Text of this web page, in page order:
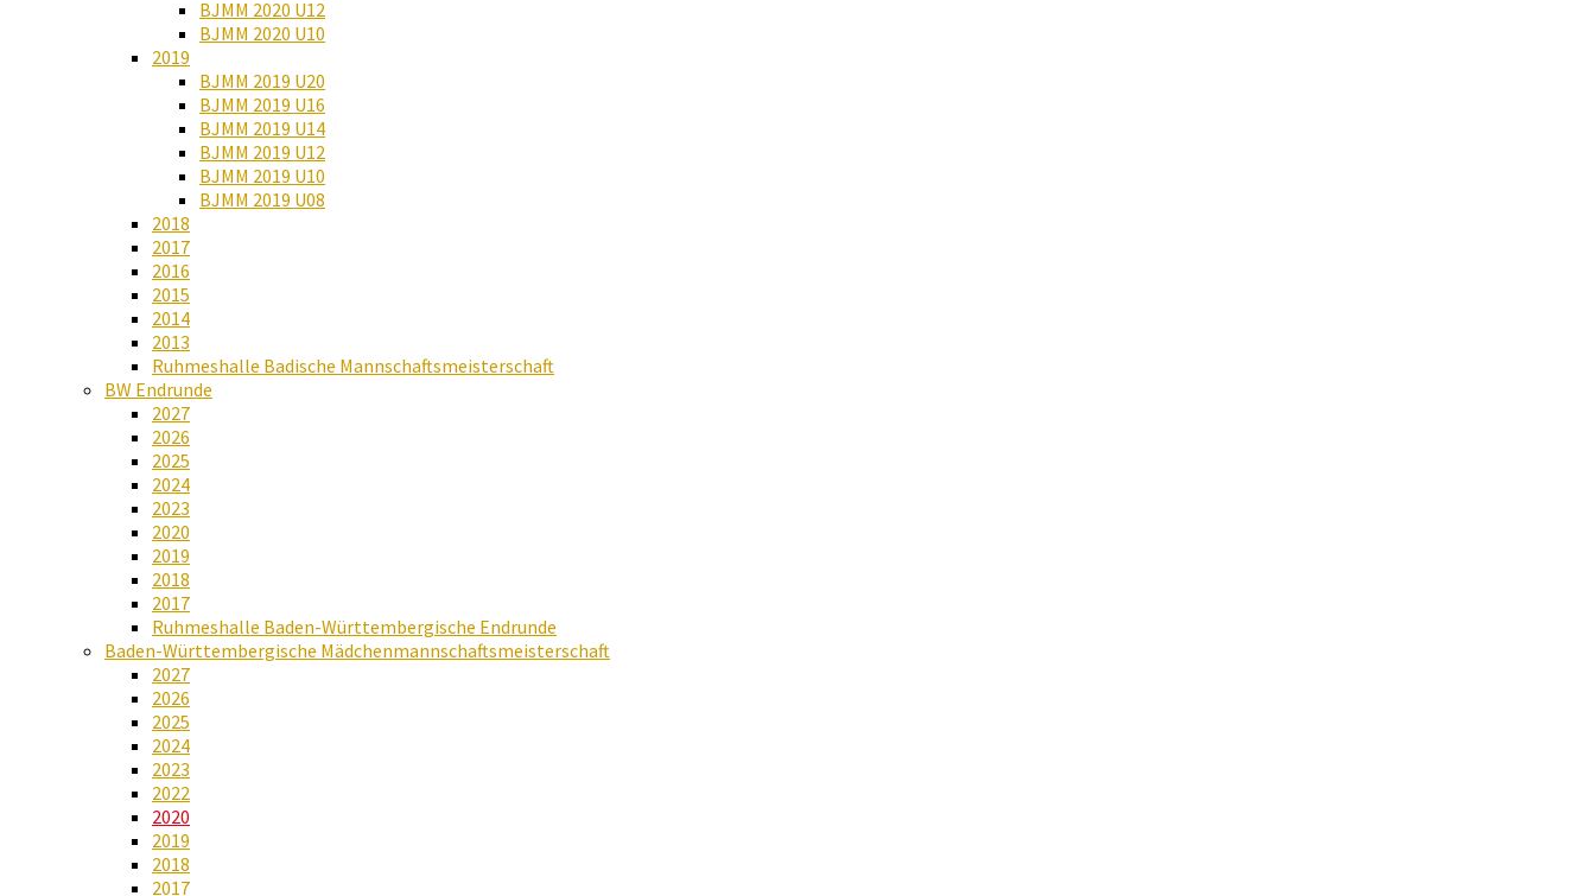
BJMM 2020 U12
BJMM 2020 U10
2019
BJMM 2019 U20
BJMM 2019 U16
BJMM 2019 U14
BJMM 2019 U12
BJMM 2019 U10
BJMM 2019 U08
2018
2017
2016
2015
2014
2013
Ruhmeshalle Badische Mannschaftsmeisterschaft
BW Endrunde
2027
2026
2025
2024
2023
2020
2019
2018
2017
Ruhmeshalle Baden-Württembergische Endrunde
Baden-Württembergische Mädchenmannschaftsmeisterschaft
2027
2026
2025
2024
2023
2022
2020
2019
2018
2017